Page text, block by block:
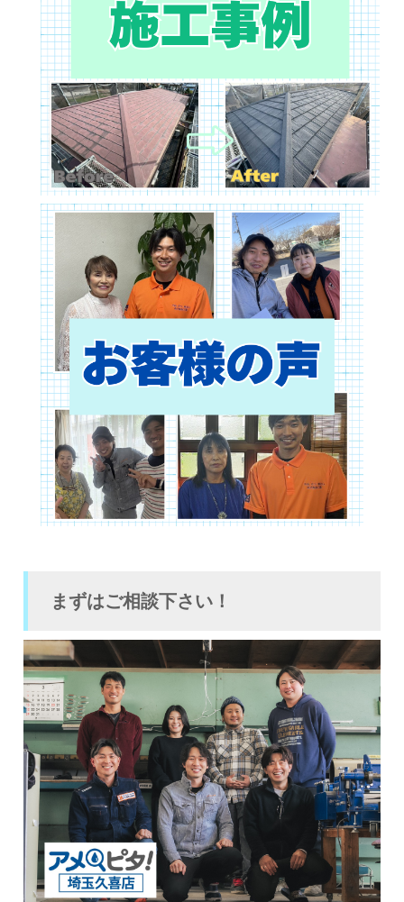
まずはご相談下さい！